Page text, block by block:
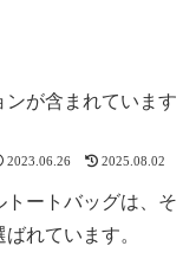
が含まれています
2023.06.26 2025.08.02
ートバッグは、そ
れています。